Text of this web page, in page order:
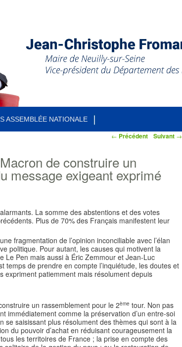
ASSEMBLÉE NATIONALE
← Précédent Suivant →
de construire un
message exigeant exprimé
La somme des abstentions et des votes
Plus de 70% des Français manifestent leur
fragmentation de l’opinion inconciliable avec l’élan
politique. Pour autant, les causes qui motivent la
Le Pen mais aussi à Éric Zemmour et Jean-Luc
temps de prendre en compte l’inquiétude, les doutes et
expriment patiemment mais résolument depuis
un rassemblement pour le 2ème tour. Non pas
immédiatement comme la préservation d’un entre-soi
saisissant plus résolument des thèmes qui sont à la
du pouvoir d’achat en réduisant courageusement la
les territoires de France ; la prise en compte des